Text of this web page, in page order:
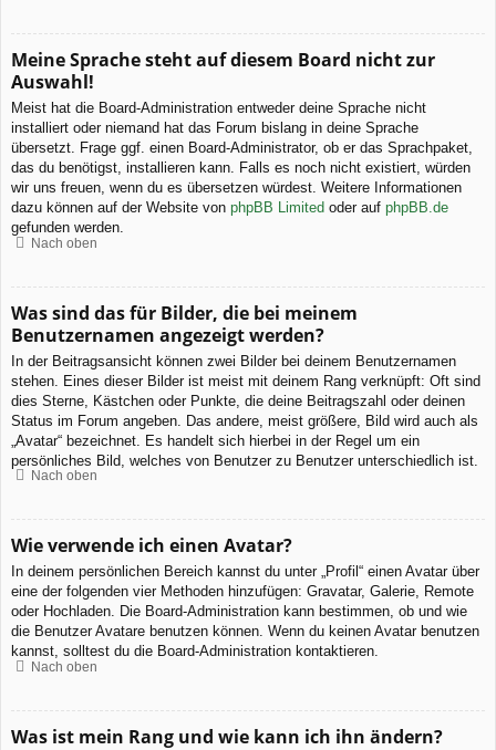
Meine Sprache steht auf diesem Board nicht zur
Auswahl!
Meist hat die Board-Administration entweder deine Sprache nicht
installiert oder niemand hat das Forum bislang in deine Sprache
übersetzt. Frage ggf. einen Board-Administrator, ob er das Sprachpaket,
das du benötigst, installieren kann. Falls es noch nicht existiert, würden
wir uns freuen, wenn du es übersetzen würdest. Weitere Informationen
dazu können auf der Website von phpBB Limited oder auf phpBB.de
gefunden werden.
Nach oben
Was sind das für Bilder, die bei meinem
Benutzernamen angezeigt werden?
In der Beitragsansicht können zwei Bilder bei deinem Benutzernamen
stehen. Eines dieser Bilder ist meist mit deinem Rang verknüpft: Oft sind
dies Sterne, Kästchen oder Punkte, die deine Beitragszahl oder deinen
Status im Forum angeben. Das andere, meist größere, Bild wird auch als
„Avatar“ bezeichnet. Es handelt sich hierbei in der Regel um ein
persönliches Bild, welches von Benutzer zu Benutzer unterschiedlich ist.
Nach oben
Wie verwende ich einen Avatar?
In deinem persönlichen Bereich kannst du unter „Profil“ einen Avatar über
eine der folgenden vier Methoden hinzufügen: Gravatar, Galerie, Remote
oder Hochladen. Die Board-Administration kann bestimmen, ob und wie
die Benutzer Avatare benutzen können. Wenn du keinen Avatar benutzen
kannst, solltest du die Board-Administration kontaktieren.
Nach oben
Was ist mein Rang und wie kann ich ihn ändern?